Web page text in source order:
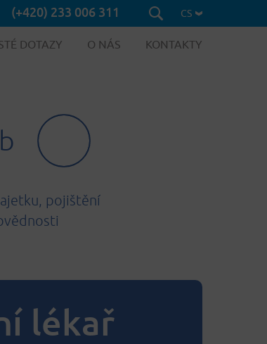
(+420) 233 006 311 CS
DOTAZY O NÁS KONTAKTY
pojištění
lékař